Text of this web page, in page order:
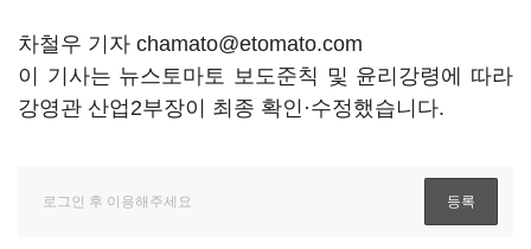
차철우 기자 chamato@etomato.com
이 기사는 뉴스토마토 보도준칙 및 윤리강령에 따라
강영관 산업2부장이 최종 확인·수정했습니다.